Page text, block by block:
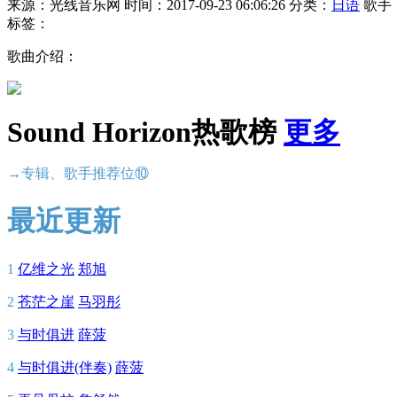
来源：光线音乐网 时间：2017-09-23 06:06:26 分类： 日语 歌手
标签：
歌曲介绍：
Sound Horizon热歌榜 更多
→专辑、歌手推荐位⑩
最近更新
1 亿维之光 郑旭
2 苍茫之崖 马羽彤
3 与时俱进 薛菠
4 与时俱进(伴奏) 薛菠